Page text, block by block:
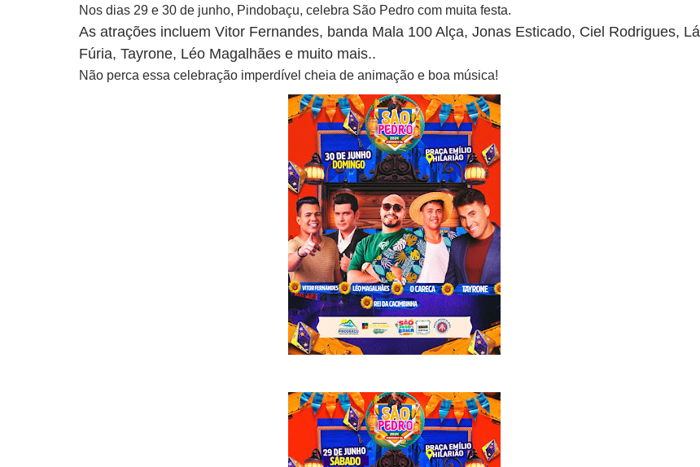
Nos dias 29 e 30 de junho, Pindobaçu, celebra São Pedro com muita festa.
As atrações incluem Vitor Fernandes, banda Mala 100 Alça, Jonas Esticado, Ciel Rodrigues, Lá
Fúria, Tayrone, Léo Magalhães e muito mais..
Não perca essa celebração imperdível cheia de animação e boa música!